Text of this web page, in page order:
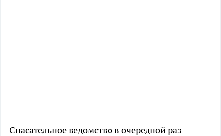
Спасательное ведомство в очередной раз